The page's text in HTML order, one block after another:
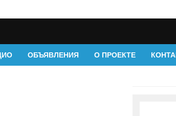
ОБЪЯВЛЕНИЯ О ПРОЕКТЕ